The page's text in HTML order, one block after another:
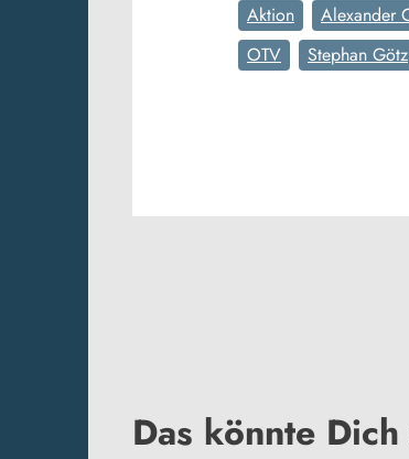
Aktion Alexander
OTV
Stephan Götz
Das könnte